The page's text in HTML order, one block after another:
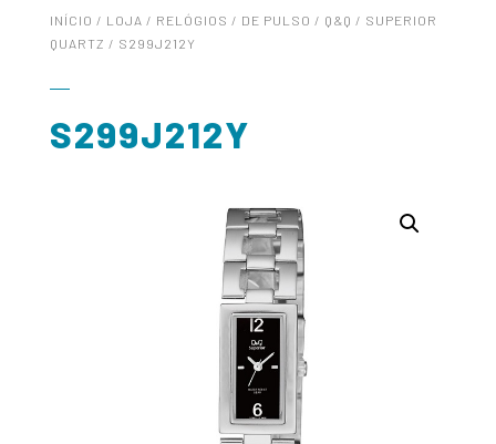
INÍCIO / LOJA / RELÓGIOS / DE PULSO / Q&Q / SUPERIOR
QUARTZ / S299J212Y
S299J212Y